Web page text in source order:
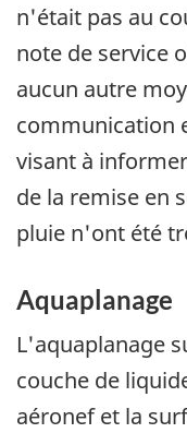
n'était pas au
note de service
aucun autre
communication
visant à
de la remise en
pluie n'ont été
Aquaplanage
L'aquaplanage
couche de
aéronef et la